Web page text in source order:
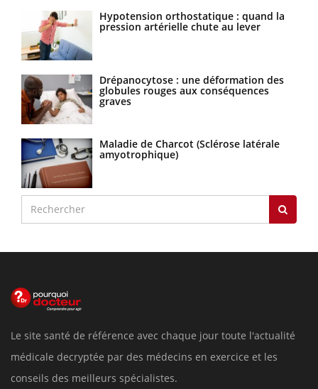
Hypotension orthostatique : quand la
pression artérielle chute au lever
Drépanocytose : une déformation des
globules rouges aux conséquences
graves
Maladie de Charcot (Sclérose latérale
amyotrophique)
Le site santé de référence avec chaque jour toute l'actualité
médicale decryptée par des médecins en exercice et les
conseils des meilleurs spécialistes.